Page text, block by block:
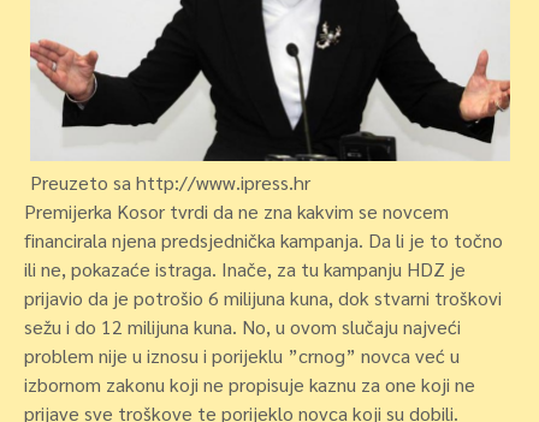
Preuzeto sa http://www.ipress.hr
Premijerka Kosor tvrdi da ne zna kakvim se novcem
financirala njena predsjednička kampanja. Da li je to točno
ili ne, pokazaće istraga. Inače, za tu kampanju HDZ je
prijavio da je potrošio 6 milijuna kuna, dok stvarni troškovi
sežu i do 12 milijuna kuna. No, u ovom slučaju najveći
problem nije u iznosu i porijeklu ”crnog” novca već u
izbornom zakonu koji ne propisuje kaznu za one koji ne
prijave sve troškove te porijeklo novca koji su dobili.